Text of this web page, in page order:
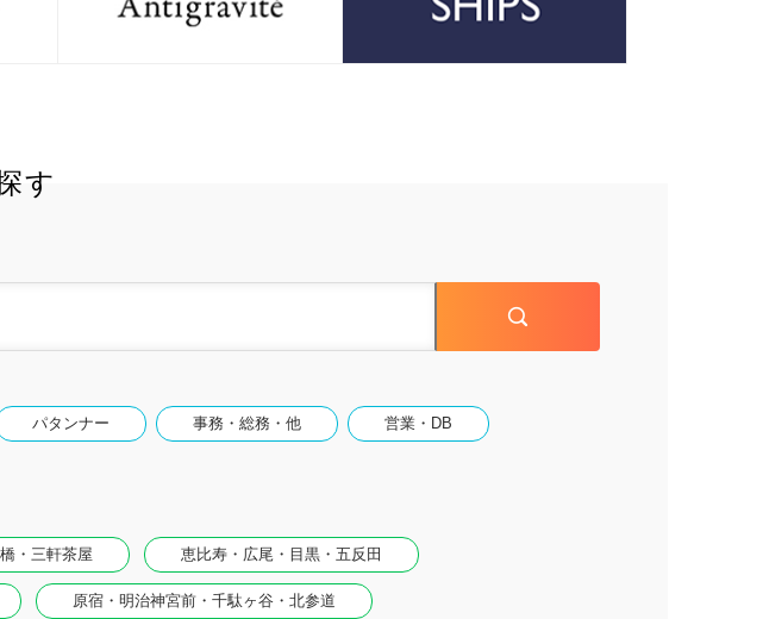
す
パタンナー 事務・総務・他 営業・DB
・三軒茶屋 恵比寿・広尾・目黒・五反田
原宿・明治神宮前・千駄ヶ谷・北参道